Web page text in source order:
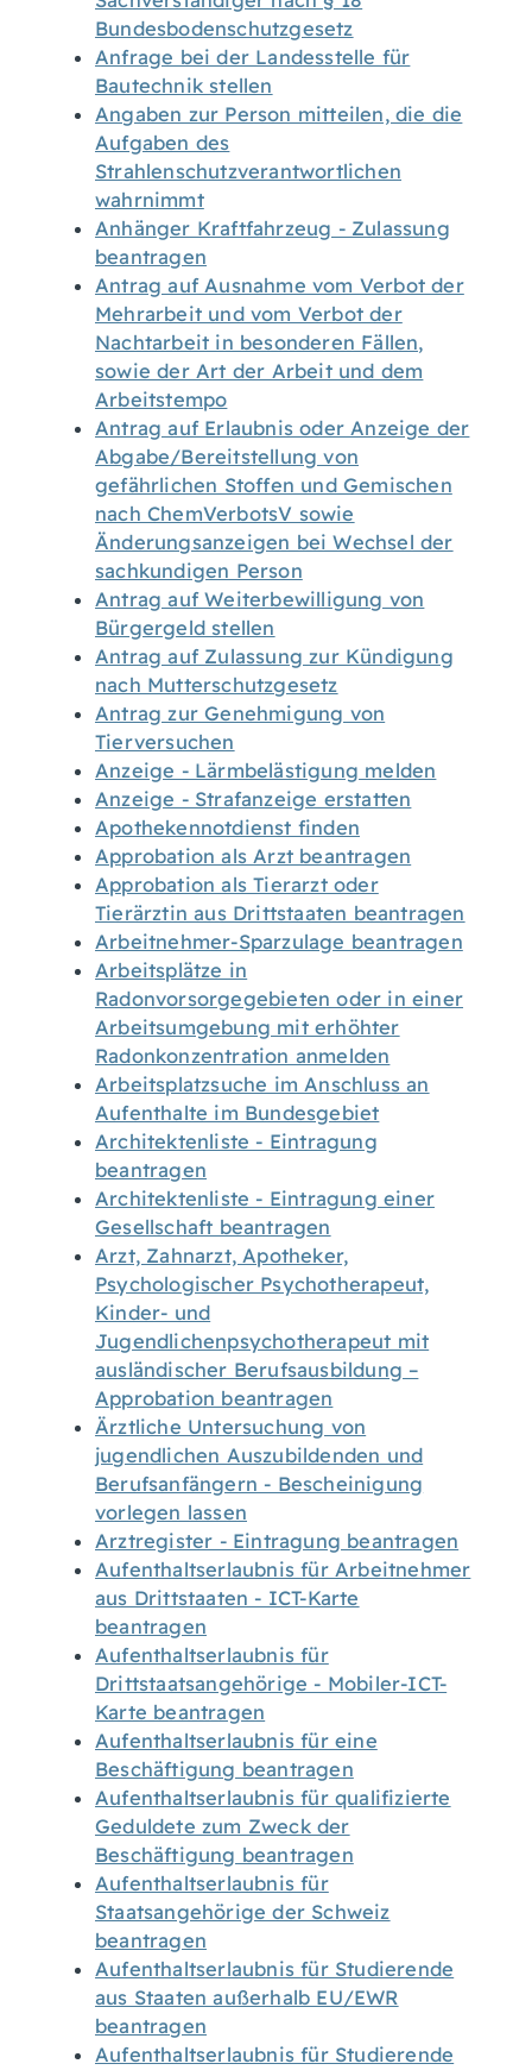
Bundesbodenschutzgesetz
Anfrage bei der Landesstelle für
Bautechnik stellen
Angaben zur Person mitteilen, die die
Aufgaben des
Strahlenschutzverantwortlichen
wahrnimmt
Anhänger Kraftfahrzeug - Zulassung
beantragen
Antrag auf Ausnahme vom Verbot der
Mehrarbeit und vom Verbot der
Nachtarbeit in besonderen Fällen,
sowie der Art der Arbeit und dem
Arbeitstempo
Antrag auf Erlaubnis oder Anzeige der
Abgabe/Bereitstellung von
gefährlichen Stoffen und Gemischen
nach ChemVerbotsV sowie
Änderungsanzeigen bei Wechsel der
sachkundigen Person
Antrag auf Weiterbewilligung von
Bürgergeld stellen
Antrag auf Zulassung zur Kündigung
nach Mutterschutzgesetz
Antrag zur Genehmigung von
Tierversuchen
Anzeige - Lärmbelästigung melden
Anzeige - Strafanzeige erstatten
Apothekennotdienst finden
Approbation als Arzt beantragen
Approbation als Tierarzt oder
Tierärztin aus Drittstaaten beantragen
Arbeitnehmer-Sparzulage beantragen
Arbeitsplätze in
Radonvorsorgegebieten oder in einer
Arbeitsumgebung mit erhöhter
Radonkonzentration anmelden
Arbeitsplatzsuche im Anschluss an
Aufenthalte im Bundesgebiet
Architektenliste - Eintragung
beantragen
Architektenliste - Eintragung einer
Gesellschaft beantragen
Arzt, Zahnarzt, Apotheker,
Psychologischer Psychotherapeut,
Kinder- und
Jugendlichenpsychotherapeut mit
ausländischer Berufsausbildung –
Approbation beantragen
Ärztliche Untersuchung von
jugendlichen Auszubildenden und
Berufsanfängern - Bescheinigung
vorlegen lassen
Arztregister - Eintragung beantragen
Aufenthaltserlaubnis für Arbeitnehmer
aus Drittstaaten - ICT-Karte
beantragen
Aufenthaltserlaubnis für
Drittstaatsangehörige - Mobiler-ICT-
Karte beantragen
Aufenthaltserlaubnis für eine
Beschäftigung beantragen
Aufenthaltserlaubnis für qualifizierte
Geduldete zum Zweck der
Beschäftigung beantragen
Aufenthaltserlaubnis für
Staatsangehörige der Schweiz
beantragen
Aufenthaltserlaubnis für Studierende
aus Staaten außerhalb EU/EWR
beantragen
Aufenthaltserlaubnis für Studierende